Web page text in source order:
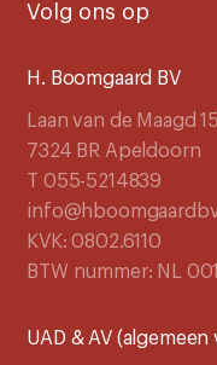
Volg ons op
H. Boomgaard BV
Laan van de Maagd 15
7324 BR Apeldoorn
T 055-5214839
KVK: 0802.6110
BTW nummer: NL
UAD & AV